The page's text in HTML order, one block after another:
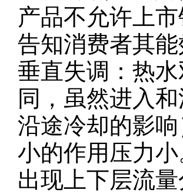
产品不允许上
告知消费者其
垂直失调：热
同，虽然进入
沿途冷却的影
小的作用压力
出现上下层流